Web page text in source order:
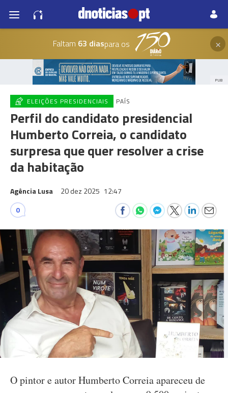
Faltam 63 diaspara os ×
PUB
ELEIÇÕES PRESIDENCIAIS PAÍS
Perfil do candidato presidencial
Humberto Correia, o candidato
surpresa que quer resolver a crise
da habitação
Agência Lusa 20 dez 2025 12:47
0
O pintor e autor Humberto Correia apareceu de